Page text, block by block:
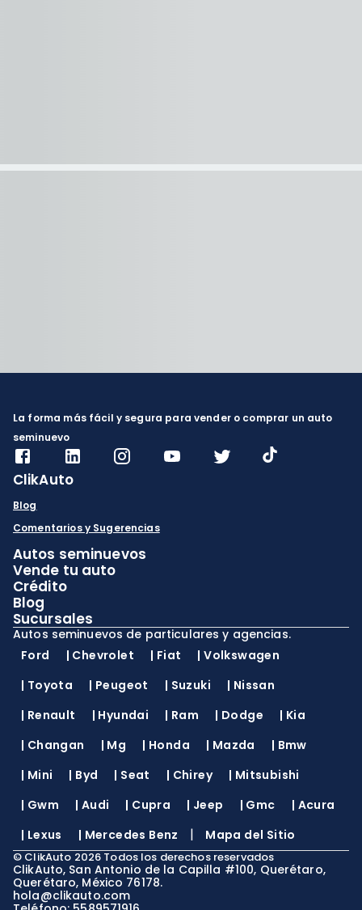
La forma más fácil y segura para vender o comprar un auto
seminuevo
ClikAuto
Blog
Comentarios y Sugerencias
Autos seminuevos
Vende tu auto
Crédito
Blog
Sucursales
Autos seminuevos de particulares y agencias.
Ford
| Chevrolet | Fiat |Volkswagen
| Toyota | Peugeot | Suzuki | Nissan
| Renault | Hyundai | Ram | Dodge | Kia
| Changan | Mg | Honda | Mazda | Bmw
| Mini | Byd | Seat | Chirey | Mitsubishi
| Gwm | Audi | Cupra | Jeep | Gmc | Acura
| Lexus | Mercedes Benz | Mapa del Sitio
© ClikAuto 2026 Todos los derechos reservados
ClikAuto, San Antonio de la Capilla #100, Querétaro,
Querétaro, México 76178.
hola@clikauto.com